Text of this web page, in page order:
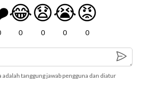
😂
0
😧
0
😭
0
😡
0
tanggung jawab pengguna dan diatur